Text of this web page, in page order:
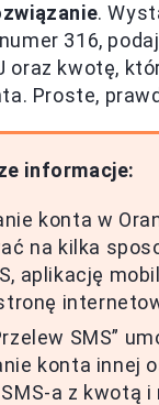
.
316,
oraz kwotę,
Proste,
informacje:
konta w
na kilka
aplikację
SMS”
konta innej
a z kwotą i